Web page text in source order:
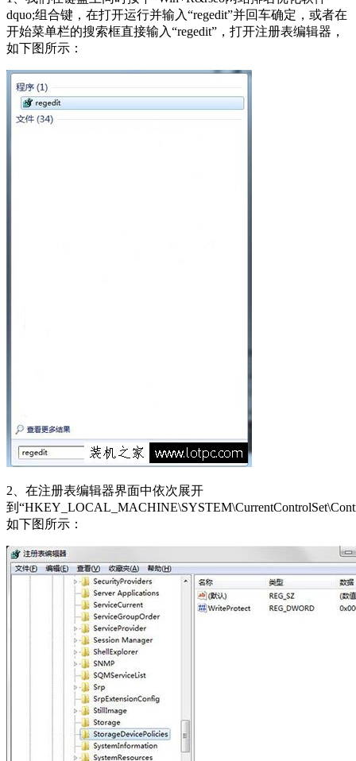
dquo;组合键，在打开运行并输入“regedit”并回车确定，或者在
开始菜单栏的搜索框直接输入“regedit”，打开注册表编辑器，
如下图所示：
2、在注册表编辑器界面中依次展开
到
如下图所示：